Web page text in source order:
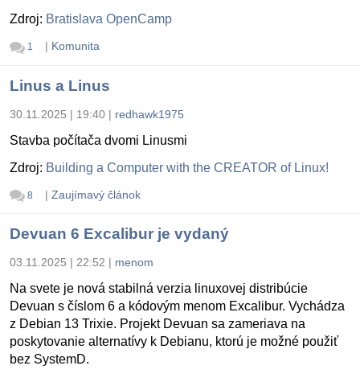
Zdroj: Bratislava OpenCamp
1 | Komunita
Linus a Linus
30.11.2025 | 19:40 | redhawk1975
Stavba počítača dvomi Linusmi
Zdroj: Building a Computer with the CREATOR of Linux!
8 | Zaujímavý článok
Devuan 6 Excalibur je vydaný
03.11.2025 | 22:52 | menom
Na svete je nová stabilná verzia linuxovej distribúcie
Devuan s číslom 6 a kódovým menom Excalibur. Vychádza
z Debian 13 Trixie. Projekt Devuan sa zameriava na
poskytovanie alternatívy k Debianu, ktorú je možné použiť
bez SystemD.